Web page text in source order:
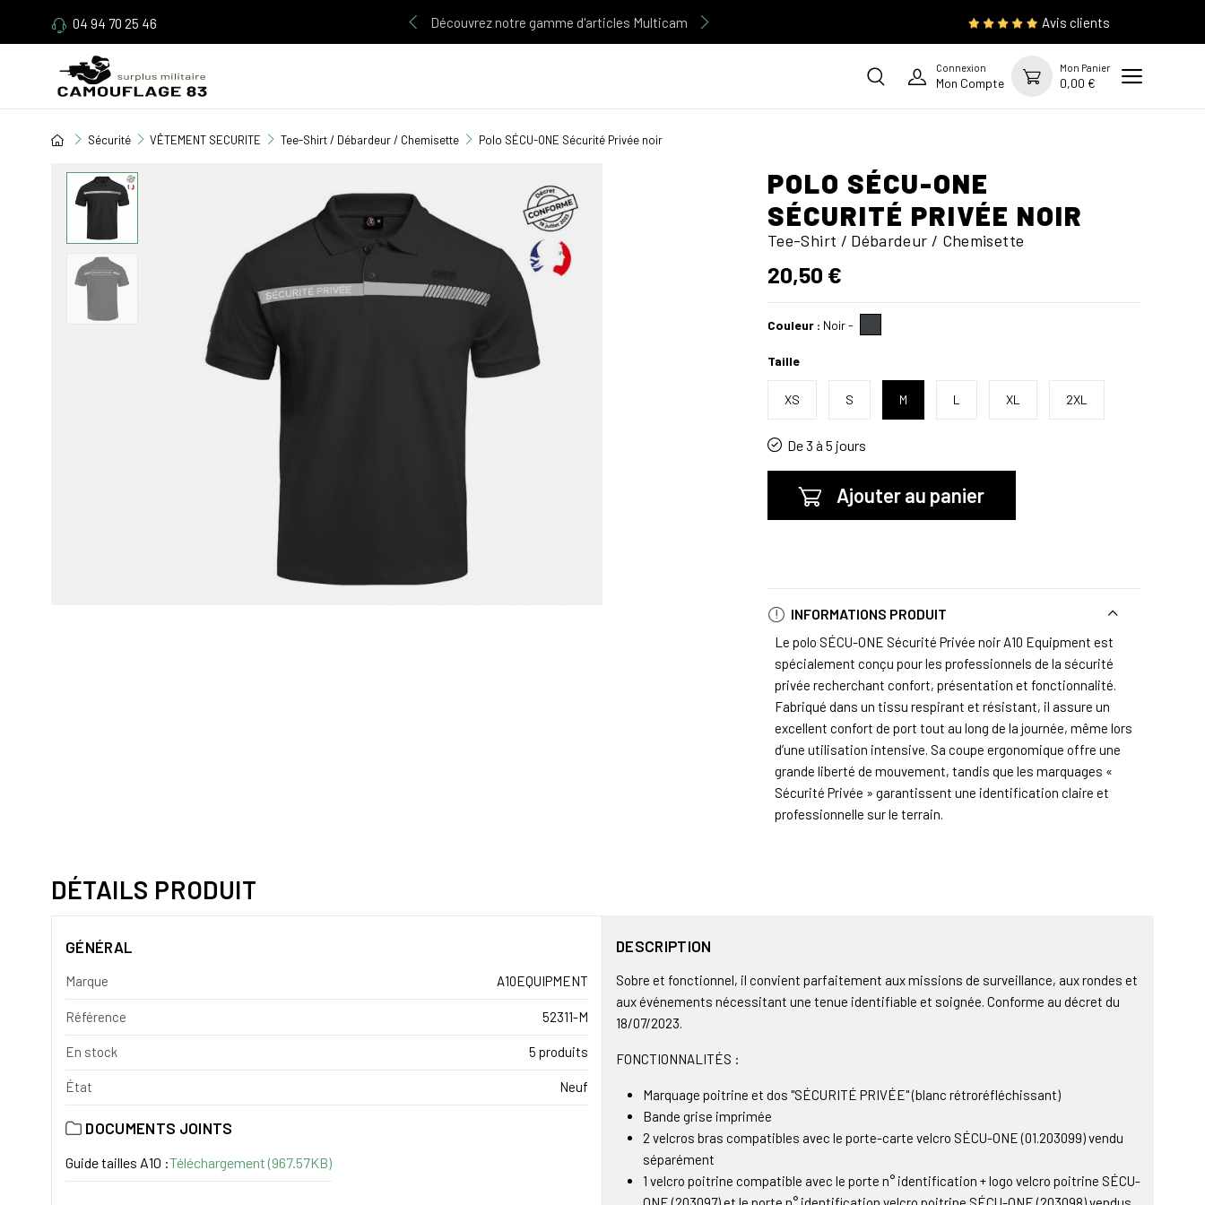
04 94 70 25 46 Découvrez notre gamme d'articles Multicam Avis clients
Connexion
Mon Compte
Mon Panier
0,00 €
Sécurité VÊTEMENT SECURITE Tee-Shirt / Débardeur / Chemisette Polo SÉCU-ONE Sécurité Privée noir
POLO SÉCU-ONE
SÉCURITÉ PRIVÉE NOIR
Tee-Shirt / Débardeur / Chemisette
20,50 €
Couleur : Noir-
Taille
XS S M L XL 2XL
De 3 à 5 jours
Ajouter au panier
INFORMATIONS PRODUIT
Le polo SÉCU-ONE Sécurité Privée noir A10 Equipment est
spécialement conçu pour les professionnels de la sécurité
privée recherchant confort, présentation et fonctionnalité.
Fabriqué dans un tissu respirant et résistant, il assure un
excellent confort de port tout au long de la journée, même lors
d’une utilisation intensive. Sa coupe ergonomique offre une
grande liberté de mouvement, tandis que les marquages «
Sécurité Privée » garantissent une identification claire et
professionnelle sur le terrain.
DÉTAILS PRODUIT
GÉNÉRAL
Marque A10EQUIPMENT
Référence 52311-M
En stock 5 produits
État Neuf
DOCUMENTS JOINTS
Guide tailles A10 :Téléchargement (967.57KB)
DESCRIPTION
Sobre et fonctionnel, il convient parfaitement aux missions de surveillance, aux rondes et
aux événements nécessitant une tenue identifiable et soignée. Conforme au décret du
18/07/2023.
FONCTIONNALITÉS :
Marquage poitrine et dos "SÉCURITÉ PRIVÉE" (blanc rétroréfléchissant)
Bande grise imprimée
2 velcros bras compatibles avec le porte-carte velcro SÉCU-ONE (01.203099) vendu
séparément
1 velcro poitrine compatible avec le porte n° identification + logo velcro poitrine SÉCU-